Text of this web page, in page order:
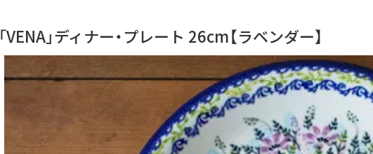
「VENA」ディナー・プレート 26cm【ラベンダー】